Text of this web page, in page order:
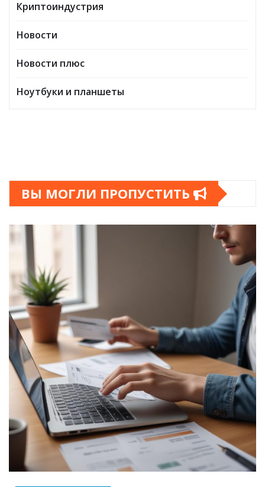
Криптоиндустрия
Новости
Новости плюс
Ноутбуки и планшеты
ВЫ МОГЛИ ПРОПУСТИТЬ